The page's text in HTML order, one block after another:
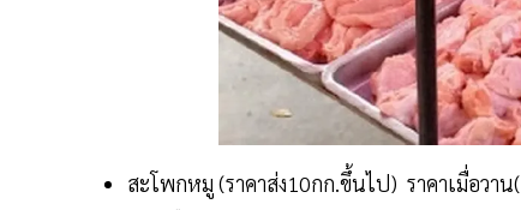
สะโพกหมู (ราคาส่ง10กก.ขึ้นไป) ราคาเมื่อวา